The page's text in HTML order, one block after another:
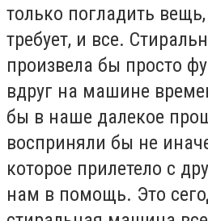
только погладить
требует, и все.
произвела бы просто
вдруг на машине
бы в наше далекое
восприняли бы не
которое прилетело с
нам в помощь. Это